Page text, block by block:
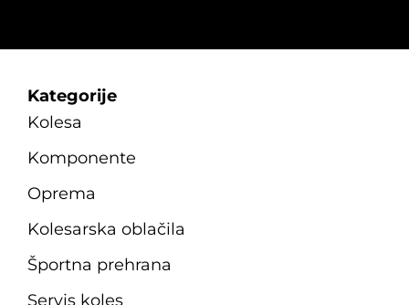
Kategorije
Kolesa
Komponente
Oprema
Kolesarska oblačila
Športna prehrana
Servis koles